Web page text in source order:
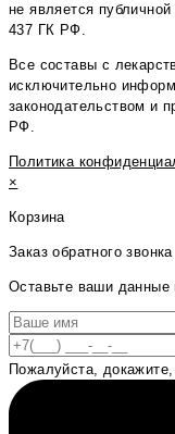
не является
437 ГК РФ.
Все составы с
исключительно
законодательством и
РФ.
Политика
×
Корзина
Заказ обратного звонка
Оставьте ваши
Пожалуйста,